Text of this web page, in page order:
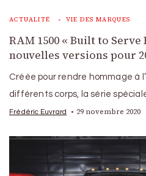
ACTUALITÉ VIE DES MARQUES
RAM 1500 « Built to Serve
nouvelles versions pour
Créée pour rendre hommage à
différents corps, la série
Frédéric Euvrard 29 novembre 2020